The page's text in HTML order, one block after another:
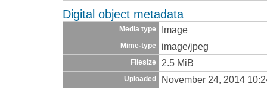
Digital object metadata
Media type Image
Mime-type image/jpeg
Filesize 2.5 MiB
Uploaded November 24, 2014